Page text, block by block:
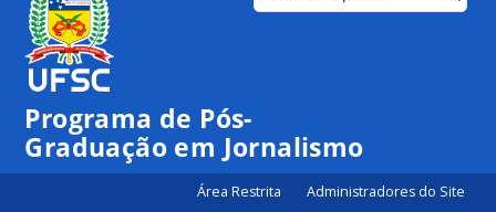
Participe
Programa de Pós-
Graduação em Jornalismo
Área Restrita Administradores do Site